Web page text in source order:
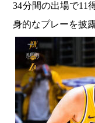
34分間の出場で11
身的なプレーを披露